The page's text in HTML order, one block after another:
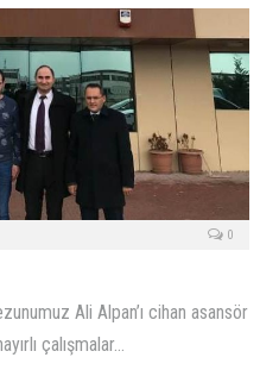
0
Ali Alpan’ı cihan asansör
çalışmalar…